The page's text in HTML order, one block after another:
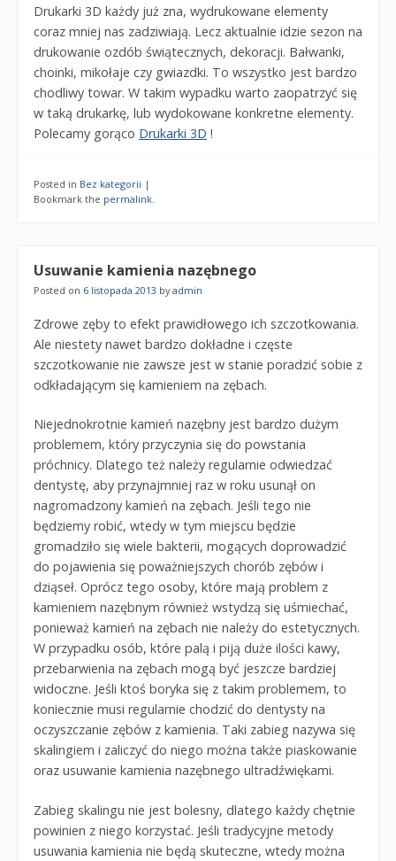
Drukarki 3D każdy już zna, wydrukowane elementy
coraz mniej nas zadziwiają. Lecz aktualnie idzie sezon na
drukowanie ozdób świątecznych, dekoracji. Bałwanki,
choinki, mikołaje czy gwiazdki. To wszystko jest bardzo
chodliwy towar. W takim wypadku warto zaopatrzyć się
w taką drukarkę, lub wydokowane konkretne elementy.
Polecamy gorąco Drukarki 3D !
Posted in Bez kategorii |
Bookmark the permalink.
Usuwanie kamienia nazębnego
Posted on 6 listopada 2013 byadmin
Zdrowe zęby to efekt prawidłowego ich szczotkowania.
Ale niestety nawet bardzo dokładne i częste
szczotkowanie nie zawsze jest w stanie poradzić sobie z
odkładającym się kamieniem na zębach.
Niejednokrotnie kamień nazębny jest bardzo dużym
problemem, który przyczynia się do powstania
próchnicy. Dlatego też należy regularnie odwiedzać
dentystę, aby przynajmniej raz w roku usunął on
nagromadzony kamień na zębach. Jeśli tego nie
będziemy robić, wtedy w tym miejscu będzie
gromadziło się wiele bakterii, mogących doprowadzić
do pojawienia się poważniejszych chorób zębów i
dziąseł. Oprócz tego osoby, które mają problem z
kamieniem nazębnym również wstydzą się uśmiechać,
ponieważ kamień na zębach nie należy do estetycznych.
W przypadku osób, które palą i piją duże ilości kawy,
przebarwienia na zębach mogą być jeszcze bardziej
widoczne. Jeśli ktoś boryka się z takim problemem, to
koniecznie musi regularnie chodzić do dentysty na
oczyszczanie zębów z kamienia. Taki zabieg nazywa się
skalingiem i zaliczyć do niego można także piaskowanie
oraz usuwanie kamienia nazębnego ultradźwiękami.
Zabieg skalingu nie jest bolesny, dlatego każdy chętnie
powinien z niego korzystać. Jeśli tradycyjne metody
usuwania kamienia nie będą skuteczne, wtedy można